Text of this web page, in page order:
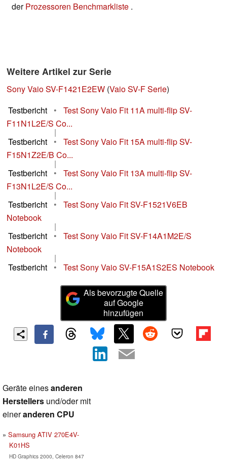
derProzessoren Benchmarkliste .
Weitere Artikel zur Serie
Sony Vaio SV-F1421E2EW (Vaio SV-F Serie)
Testbericht
•
Test Sony Vaio Fit 11A multi-flip SV-
F11N1L2E/S Co...
|
Testbericht
•
Test Sony Vaio Fit 15A multi-flip SV-
F15N1Z2E/B Co...
|
Testbericht
•
Test Sony Vaio Fit 13A multi-flip SV-
F13N1L2E/S Co...
|
Testbericht
•
Test Sony Vaio Fit SV-F1521V6EB
Notebook
|
Testbericht
•
Test Sony Vaio Fit SV-F14A1M2E/S
Notebook
|
Testbericht
• Test Sony Vaio SV-F15A1S2ES Notebook
Als bevorzugte Quelle
auf Google
hinzufügen
Geräte einesanderen
Herstellers und/oder mit
eineranderen CPU
Samsung ATIV 270E4V-
K01HS
HD Graphics 2000, Celeron 847